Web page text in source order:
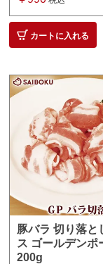
カートに入れる
豚バラ 切り落と
ス ゴールデン
200g